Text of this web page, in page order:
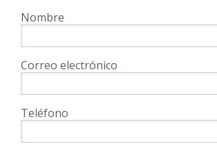
Nombre
Correo electrónico
Teléfono